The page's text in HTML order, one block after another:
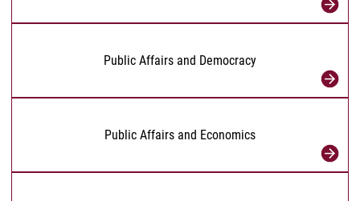
Public Affairs and Democracy
Public Affairs and Economics